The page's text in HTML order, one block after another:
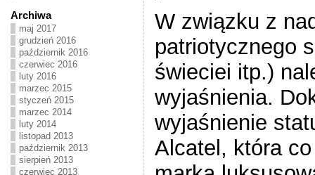
Archiwa
maj 2017
grudzień 2016
październik 2016
czerwiec 2016
luty 2016
marzec 2015
styczeń 2015
marzec 2014
luty 2014
listopad 2013
październik 2013
sierpień 2013
czerwiec 2013
W związku z
patriotycznego
świeciei itp.)
wyjaśnienia.
wyjaśnienie
Alcatel, która